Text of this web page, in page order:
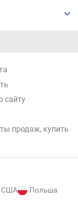
сайту
продаж, купить
США
Польша